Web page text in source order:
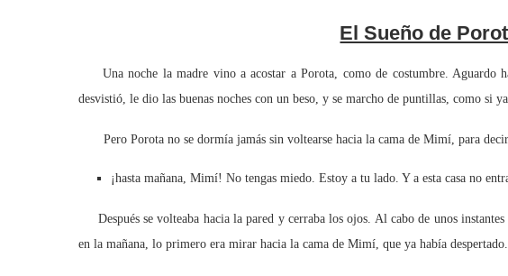
El Sueño de
Una noche la madre vino a acostar a Porota, como de costumbre. Aguardo
desvistió, le dio las buenas noches con un beso, y se marcho de puntillas, como si
Pero Porota no se dormía jamás sin voltearse hacia la cama de Mimí, para
¡hasta mañana, Mimí! No tengas miedo. Estoy a tu lado. Y a esta casa no
Después se volteaba hacia la pared y cerraba los ojos. Al cabo de unos instantes
en la mañana, lo primero era mirar hacia la cama de Mimí, que ya había despertado.